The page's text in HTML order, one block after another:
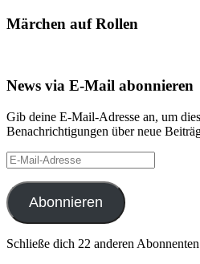
Märchen auf Rollen
News via E-Mail abonnieren
Gib deine E-Mail-Adresse an, um
Benachrichtigungen über neue
E-
Mail-
Adresse
Abonnieren
Schließe dich 22 anderen